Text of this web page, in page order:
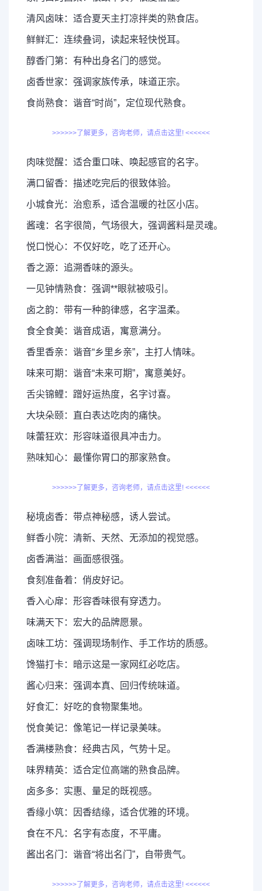
清风卤味：适合夏天主打凉拌类的熟食店。
鲜鲜汇：连续叠词，读起来轻快悦耳。
醇香门第：有种出身名门的感觉。
卤香世家：强调家族传承，味道正宗。
食尚熟食：谐音“时尚”，定位现代熟食。
>>>>>>了解更多，咨询老师，请点击这里! <<<<<<
肉味觉醒：适合重口味、唤起感官的名字。
满口留香：描述吃完后的很致体验。
小城食光：治愈系，适合温暖的社区小店。
酱魂：名字很简，气场很大，强调酱料是灵魂。
悦口悦心：不仅好吃，吃了还开心。
香之源：追溯香味的源头。
一见钟情熟食：强调**眼就被吸引。
卤之韵：带有一种韵律感，名字温柔。
食全食美：谐音成语，寓意满分。
香里香亲：谐音“乡里乡亲”，主打人情味。
味来可期：谐音“未来可期”，寓意美好。
舌尖锦鲤：蹭好运热度，名字讨喜。
大块朵颐：直白表达吃肉的痛快。
味蕾狂欢：形容味道很具冲击力。
熟味知心：最懂你胃口的那家熟食。
>>>>>>了解更多，咨询老师，请点击这里! <<<<<<
秘境卤香：带点神秘感，诱人尝试。
鲜香小院：清新、天然、无添加的视觉感。
卤香满溢：画面感很强。
食刻准备着：俏皮好记。
香入心扉：形容香味很有穿透力。
味满天下：宏大的品牌愿景。
卤味工坊：强调现场制作、手工作坊的质感。
馋猫打卡：暗示这是一家网红必吃店。
酱心归来：强调本真、回归传统味道。
好食汇：好吃的食物聚集地。
悦食美记：像笔记一样记录美味。
香满楼熟食：经典古风，气势十足。
味界精英：适合定位高端的熟食品牌。
卤多多：实惠、量足的既视感。
香缘小筑：因香结缘，适合优雅的环境。
食在不凡：名字有态度，不平庸。
酱出名门：谐音“将出名门”，自带贵气。
>>>>>>了解更多，咨询老师，请点击这里! <<<<<<